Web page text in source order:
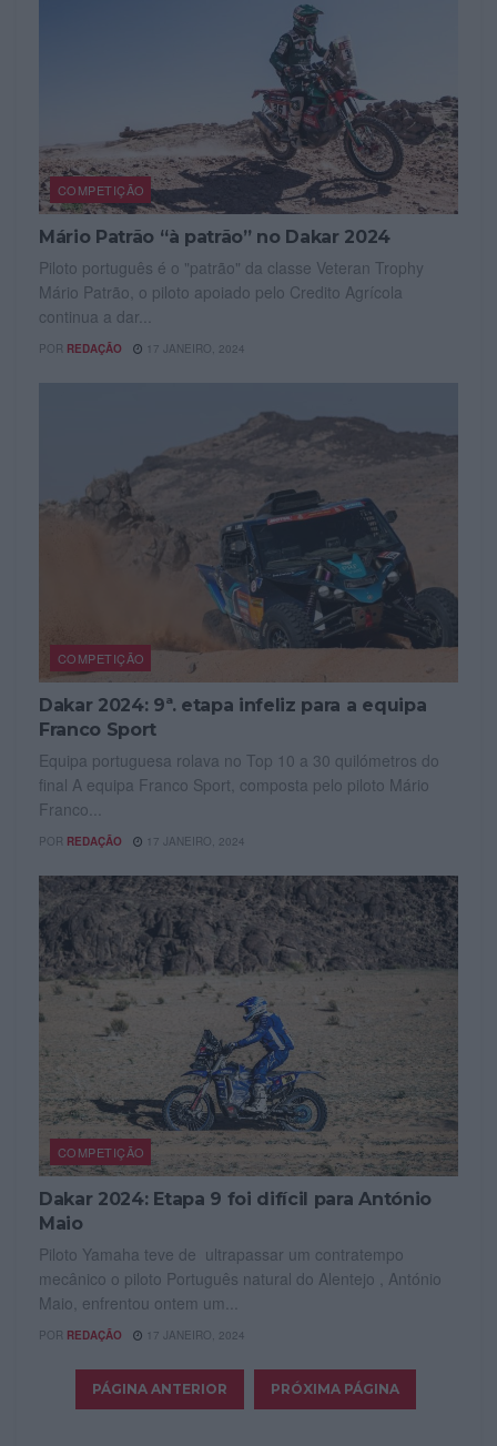
COMPETIÇÃO
Mário Patrão “à patrão” no Dakar 2024
Piloto português é o "patrão" da classe Veteran Trophy
Mário Patrão, o piloto apoiado pelo Credito Agrícola
continua a dar...
POR REDAÇÃO 17 JANEIRO, 2024
COMPETIÇÃO
Dakar 2024: 9ª. etapa infeliz para a equipa
Franco Sport
Equipa portuguesa rolava no Top 10 a 30 quilómetros do
final A equipa Franco Sport, composta pelo piloto Mário
Franco...
POR REDAÇÃO 17 JANEIRO, 2024
COMPETIÇÃO
Dakar 2024: Etapa 9 foi difícil para António
Maio
Piloto Yamaha teve de ultrapassar um contratempo
mecânico o piloto Português natural do Alentejo , António
Maio, enfrentou ontem um...
POR REDAÇÃO 17 JANEIRO, 2024